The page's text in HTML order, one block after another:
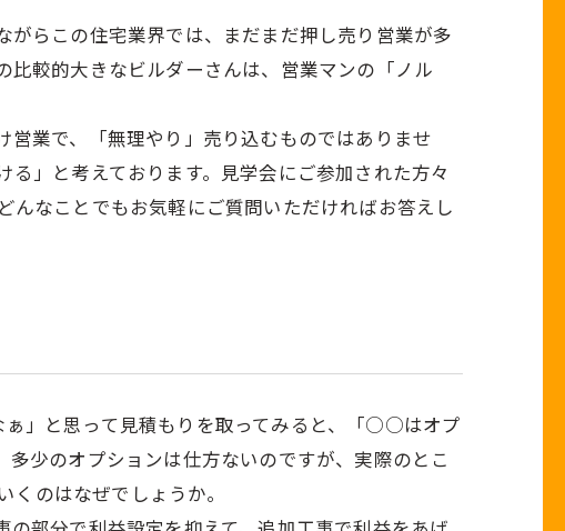
がらこの住宅業界では、まだまだ押し売り営業が多
較的大きなビルダーさんは、営業マンの「ノル
業で、「無理やり」売り込むものではありませ
」と考えております。見学会にご参加された方々
なことでもお気軽にご質問いただければお答えし
ぁ」と思って見積もりを取ってみると、「○○はオプ
少のオプションは仕方ないのですが、実際のとこ
のはなぜでしょうか。